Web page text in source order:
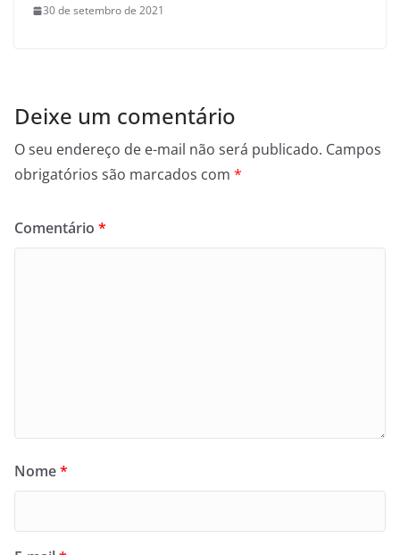
30 de setembro de 2021
Deixe um comentário
O seu endereço de e-mail não será publicado. Campos
obrigatórios são marcados com *
Comentário *
Nome*